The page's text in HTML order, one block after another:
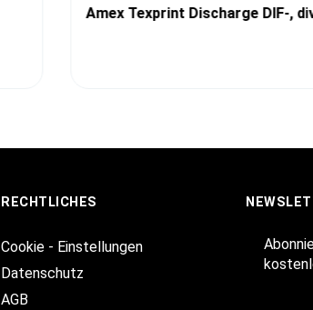
Amex Texprint Discharge DIF-,
RECHTLICHES
Cookie - Einstellungen
Datenschutz
AGB